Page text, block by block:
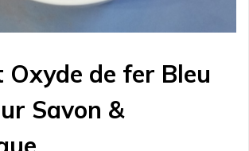
Oxyde de fer Bleu
Savon &